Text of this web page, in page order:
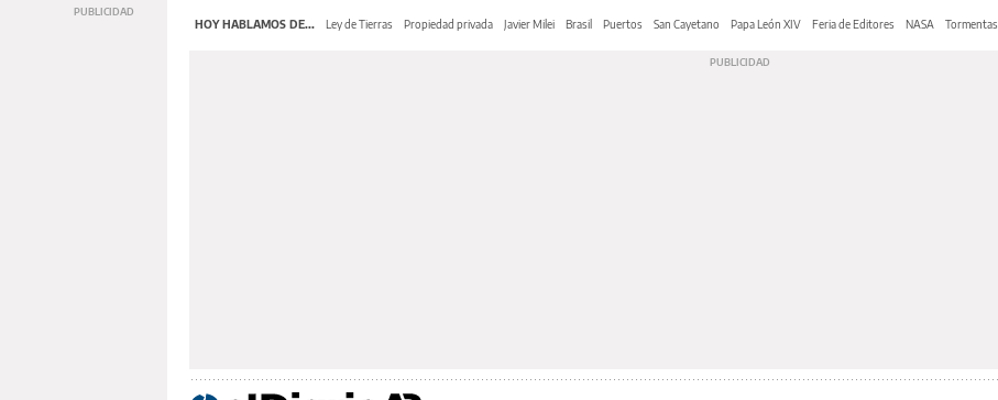
HOY HABLAMOS DE... Ley de Tierras Propiedad privada Javier Milei Brasil Puertos San Cayetano Papa León XIV Feria de Editores NASA Tormentas